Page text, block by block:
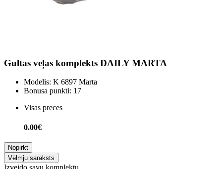
Gultas veļas komplekts DAILY MARTA
Modelis: K 6897 Marta
Bonusa punkti: 17
Visas preces
0.00€
Nopirkt
Vēlmju saraksts
Izveido savu komplektu